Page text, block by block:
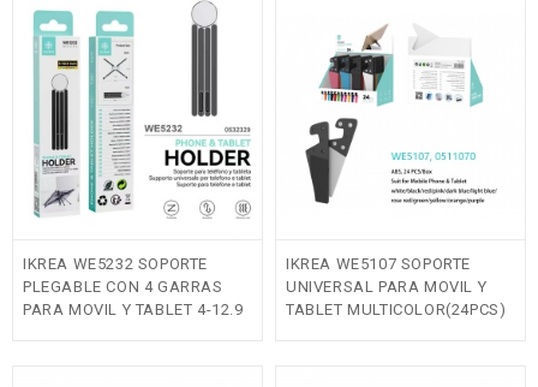
IKREA WE5232 SOPORTE
PLEGABLE CON 4 GARRAS
PARA MOVIL Y TABLET 4-12.9
IKREA WE5107 SOPORTE
UNIVERSAL PARA MOVIL Y
TABLET MULTICOLOR(24PCS)